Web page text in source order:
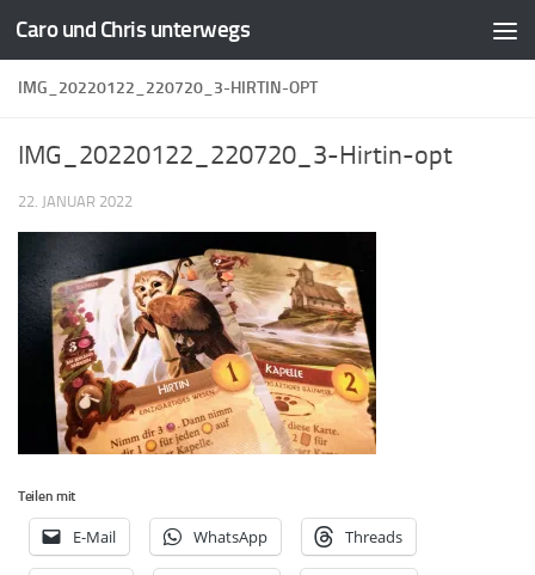
Zum Inhalt springen
Caro und Chris unterwegs
IMG_20220122_220720_3-HIRTIN-OPT
IMG_20220122_220720_3-Hirtin-opt
22. JANUAR 2022
Teilen mit
E-Mail WhatsApp Threads